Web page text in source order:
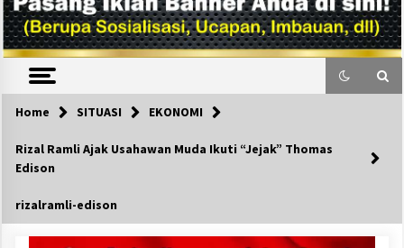
Home SITUASI EKONOMI
Rizal Ramli Ajak Usahawan Muda Ikuti “Jejak” Thomas
Edison
rizalramli-edison